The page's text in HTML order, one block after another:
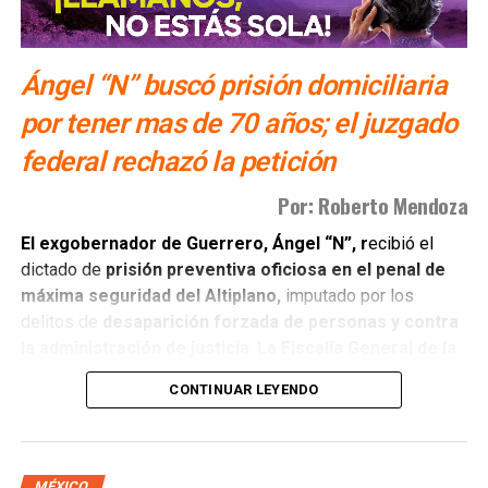
mediados de la semana. Mientras tanto, el aguacate
proveniente del estado de Jalisco se procesa y exporta
hacia territorio estadounidense con normalidad, ya que
dicha entidad no estuvo involucrada en la alerta que
provocó la pausa de las operaciones.
También lee: Ingresa ex gobernador de Guerrero al penal
Ángel “N” buscó prisión domiciliaria
por tener mas de 70 años; el juzgado
federal rechazó la petición
Por: Roberto Mendoza
El exgobernador de Guerrero, Ángel “N”, recibió el
dictado de prisión preventiva oficiosa en el penal de
máxima seguridad del Altiplano, imputado por los
delitos de
desaparición forzada de personas y contra
República (FGR)sustentó la acusación señalando la
instrucción directa para desaparecer los videos del
Durante la audiencia inicial, el imputado ingresó a la
CONTINUAR LEYENDO